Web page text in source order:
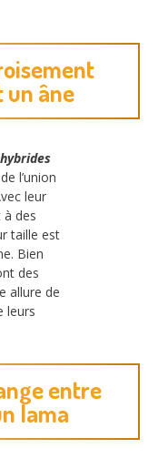
un âne
l’union
leur
des
taille est
Bien
des
allure de
leurs
entre
lama